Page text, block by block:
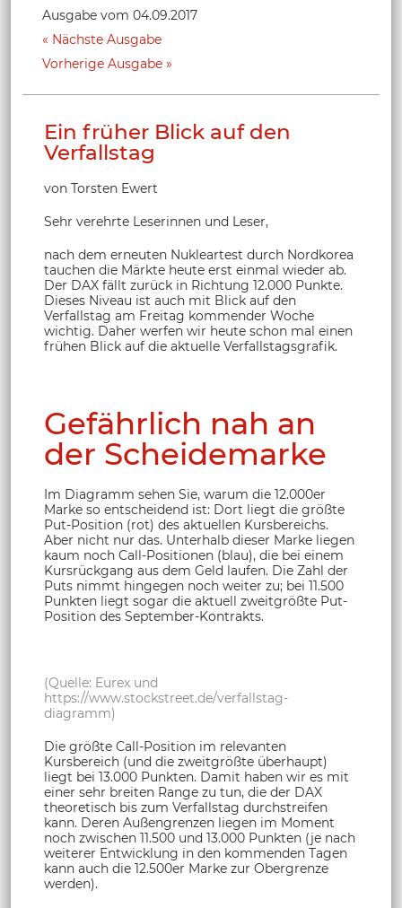
Ausgabe vom 04.09.2017
Nächste Ausgabe
Vorherige Ausgabe
Ein früher Blick auf den
Verfallstag
von Torsten Ewert
Sehr verehrte Leserinnen und Leser,
nach dem erneuten Nukleartest durch Nordkorea
tauchen die Märkte heute erst einmal wieder ab.
Der DAX fällt zurück in Richtung 12.000 Punkte.
Dieses Niveau ist auch mit Blick auf den
Verfallstag am Freitag kommender Woche
wichtig. Daher werfen wir heute schon mal einen
frühen Blick auf die aktuelle Verfallstagsgrafik.
Gefährlich nah an
der Scheidemarke
Im Diagramm sehen Sie, warum die 12.000er
Marke so entscheidend ist: Dort liegt die größte
Put-Position (rot) des aktuellen Kursbereichs.
Aber nicht nur das. Unterhalb dieser Marke liegen
kaum noch Call-Positionen (blau), die bei einem
Kursrückgang aus dem Geld laufen. Die Zahl der
Puts nimmt hingegen noch weiter zu; bei 11.500
Punkten liegt sogar die aktuell zweitgrößte Put-
Position des September-Kontrakts.
(Quelle: Eurex und
https://www.stockstreet.de/verfallstag-
diagramm)
Die größte Call-Position im relevanten
Kursbereich (und die zweitgrößte überhaupt)
liegt bei 13.000 Punkten. Damit haben wir es mit
einer sehr breiten Range zu tun, die der DAX
theoretisch bis zum Verfallstag durchstreifen
kann. Deren Außengrenzen liegen im Moment
noch zwischen 11.500 und 13.000 Punkten (je nach
weiterer Entwicklung in den kommenden Tagen
kann auch die 12.500er Marke zur Obergrenze
werden).